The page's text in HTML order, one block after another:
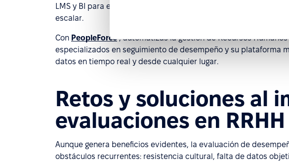
LMS y BI para evitar silos. Revisa siempre seguridad,
escalar.
Con PeopleForce, automatizas la gestión de Recursos
especializados en seguimiento de desempeño y su plataforma
datos en tiempo real y desde cualquier lugar.
Retos y soluciones al
evaluaciones en RRHH
Aunque genera beneficios evidentes, la evaluación de
obstáculos recurrentes: resistencia cultural, falta de datos